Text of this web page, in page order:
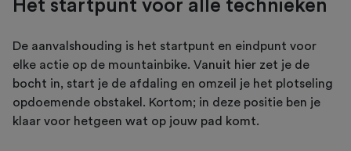
Het startpunt voor alle technieken
De aanvalshouding is het startpunt en eindpunt voor
elke actie op de mountainbike. Vanuit hier zet je de
bocht in, start je de afdaling en omzeil je het plotseling
opdoemende obstakel. Kortom; in deze positie ben je
klaar voor hetgeen wat op jouw pad komt.